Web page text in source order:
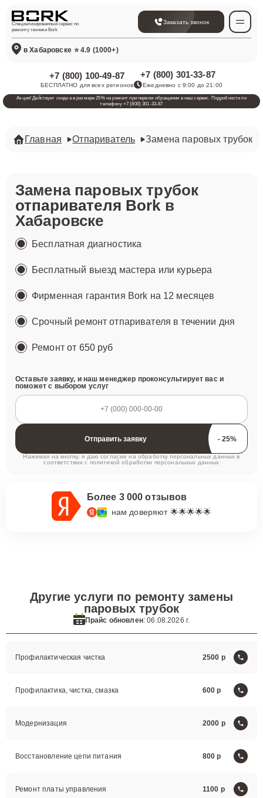
Специализированный сервис по
ремонту техники Bork
Заказать звонок
в Хабаровске ⭐ 4.9 (1000+)
+7 (800) 100-49-87
БЕСПЛАТНО для всех регионов
+7 (800) 301-33-87
Ежедневно с 9:00 до 21:00
Акция! Действует скидка в размере 25% на ремонт при первом обращении в наш сервис. Подробности по
телефону +7 (800) 301-33-87
Главная Отпариватель Замена паровых трубок
Замена паровых трубок
отпаривателя Borkв
Хабаровске
Бесплатная диагностика
Бесплатный выезд мастера или курьера
Фирменная гарантия Bork на 12 месяцев
Срочный ремонт отпаривателя в течении дня
Ремонтот 650 руб
Оставьте заявку, и наш менеджер проконсультирует вас и
поможет с выбором услуг
Отправить заявку
Нажимая на кнопку, я даю согласие на обработку персональных данных в
соответствии с политикой обработки персональных данных
Более 3 000 отзывов
нам доверяют 🌟🌟🌟🌟🌟
Другие услуги по ремонту замены
паровых трубок
Прайс обновлен: 06.08.2026 г.
Профилактическая чистка 2500
Профилактика, чистка, смазка 600
Модернизация 2000
Восстановление цепи питания 800
Ремонт платы управления 1100